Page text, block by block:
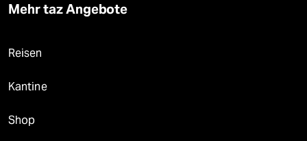
Mehr taz Angebote
Reisen
Kantine
Shop